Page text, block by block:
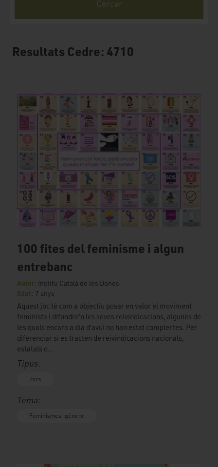
Resultats Cedre: 4710
100 fites del feminisme i algun
entrebanc
Autor: Institu Català de les Dones
Edat: 7 anys
Aquest joc té com a objectiu posar en valor el moviment
feminista i difondre’n les seves reivindicacions, algunes de
les quals encara a dia d’avui no han estat complertes. Per
diferenciar si es tracten de reivindicacions nacionals,
estatals o...
Tipus:
Jocs
Tema:
Feminismes i gènere